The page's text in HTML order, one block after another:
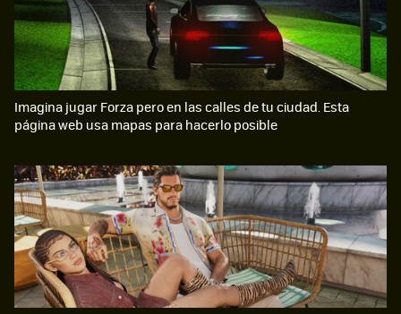
Imagina jugar Forza pero en las calles de tu ciudad. Esta
página web usa mapas para hacerlo posible